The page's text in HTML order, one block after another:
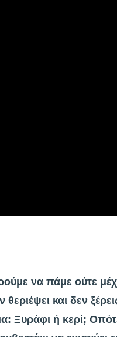
να πάμε ούτε
και δεν
Ξυράφι ή κερί;